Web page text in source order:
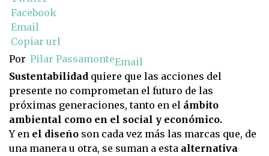
Facebook
Email
Copiar url
Por Pilar PassamonteEmail
Sustentabilidad quiere que las acciones del
presente no comprometan el futuro de las
próximas generaciones, tanto en el ámbito
ambiental como en el social y económico.
Y en el diseño son cada vez más las marcas que, de
una manera u otra, se suman a esta alternativa